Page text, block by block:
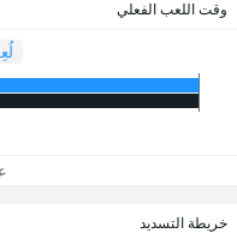
وقت اللعب الفعلي
خريطة التسديد